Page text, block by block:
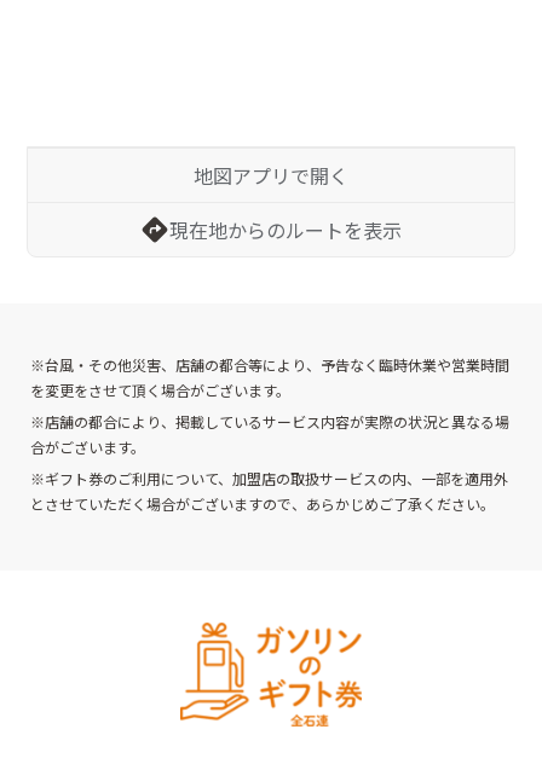
地図アプリで開く
現在地からのルートを表示
※台風・その他災害、店舗の都合等により、予告なく臨時休業や営業時間
を変更をさせて頂く場合がございます。
※店舗の都合により、掲載しているサービス内容が実際の状況と異なる場
合がございます。
※ギフト券のご利用について、加盟店の取扱サービスの内、一部を適用外
とさせていただく場合がございますので、あらかじめご了承ください。